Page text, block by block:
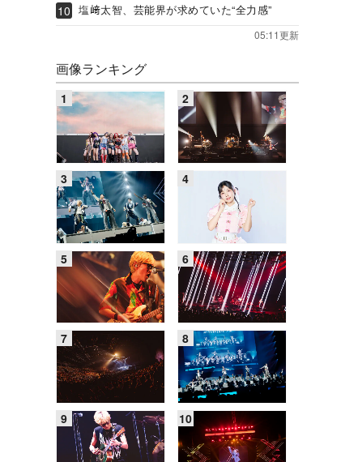
塩﨑太智、芸能界が求めていた“全力感”
05:11更新
画像ランキング